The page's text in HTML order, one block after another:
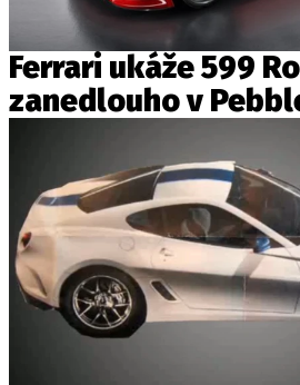
Ferrari ukáže 599
zanedlouho v